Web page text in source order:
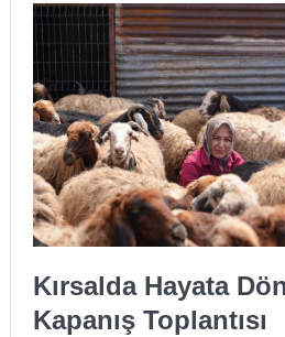
Kırsalda Hayata
Kapanış Toplantısı